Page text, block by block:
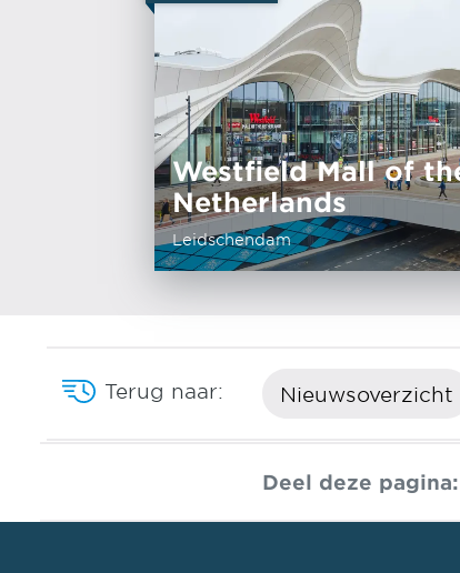
Westfield Mall of
Netherlands
Leidschendam
Terug naar: Nieuwsoverzicht
Deel deze pagina: